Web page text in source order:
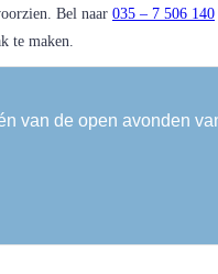
Bel naar 035 – 7 506 140
te maken.
van de open avonden